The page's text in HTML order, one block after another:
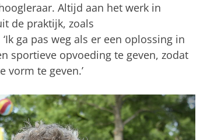
Altijd aan het werk in
de praktijk, zoals
ga pas weg als er een oplossing in
sportieve opvoeding te geven, zodat
vorm te geven.’